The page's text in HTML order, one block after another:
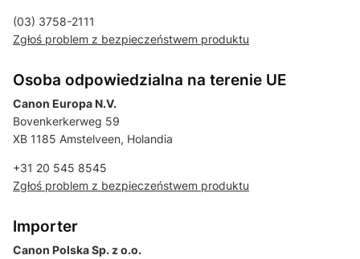
(03) 3758-2111
Zgłoś problem z bezpieczeństwem produktu
Osoba odpowiedzialna na terenie UE
Canon Europa N.V.
Bovenkerkerweg 59
XB 1185 Amstelveen, Holandia
+31 20 545 8545
Zgłoś problem z bezpieczeństwem produktu
Importer
Canon Polska Sp. z o.o.